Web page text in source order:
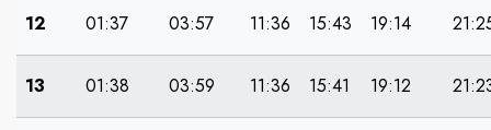
12 01:37 03:57 11:36 15:43 19:14
13 01:38 03:59 11:36 15:41 19:12